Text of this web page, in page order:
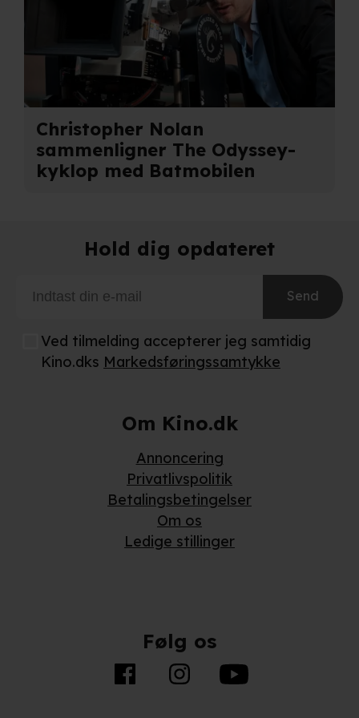
behandling af dine personoplysninger i både vores
cookiepolitik .
Christopher Nolan
sammenligner The Odyssey-
kyklop med Batmobilen
Hold dig opdateret
Send
Ved tilmelding accepterer jeg samtidig
Kino.dks Markedsføringssamtykke
Om Kino.dk
Annoncering
Privatlivspolitik
Betalingsbetingelser
Om os
Ledige stillinger
Følg os